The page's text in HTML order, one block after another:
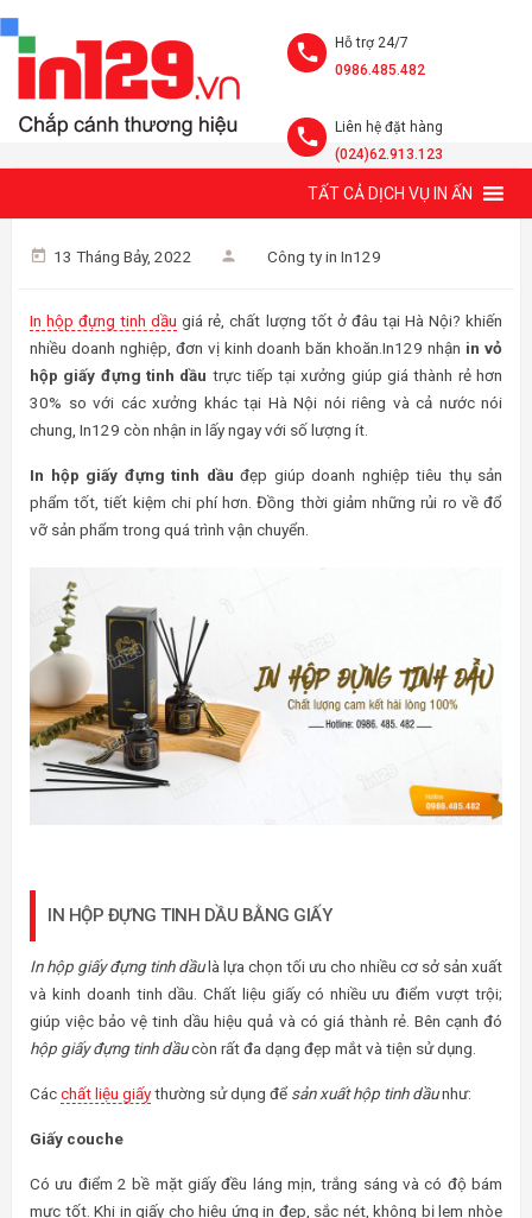
Hỗ trợ 24/7
0986.485.482
Liên hệ đặt hàng
(024)62.913.123
TẤT CẢ DỊCH VỤ IN ẤN
IN VỎ HỘP GIẤY ĐỰNG TINH DẦU GIÁ RẺ, THIẾT KẾ MỚI 2026
13 Tháng Bảy, 2022 Công ty in In129
In hộp đựng tinh dầu giá rẻ, chất lượng tốt ở đâu tại Hà Nội? khiến
nhiều doanh nghiệp, đơn vị kinh doanh băn khoăn.In129 nhận in vỏ
hộp giấy đựng tinh dầu trực tiếp tại xưởng giúp giá thành rẻ hơn
30% so với các xưởng khác tại Hà Nội nói riêng và cả nước nói
chung, In129 còn nhận in lấy ngay với số lượng ít.
In hộp giấy đựng tinh dầu đẹp giúp doanh nghiệp tiêu thụ sản
phẩm tốt, tiết kiệm chi phí hơn. Đồng thời giảm những rủi ro về đổ
vỡ sản phẩm trong quá trình vận chuyển.
IN HỘP ĐỰNG TINH DẦU BẰNG GIẤY
In hộp giấy đựng tinh dầulà lựa chọn tối ưu cho nhiều cơ sở sản xuất
và kinh doanh tinh dầu. Chất liệu giấy có nhiều ưu điểm vượt trội;
giúp việc bảo vệ tinh dầu hiệu quả và có giá thành rẻ. Bên cạnh đó
hộp giấy đựng tinh dầucòn rất đa dạng đẹp mắt và tiện sử dụng.
Cácchất liệu giấythường sử dụng đểsản xuất hộp tinh dầunhư:
Giấy couche
Có ưu điểm 2 bề mặt giấy đều láng mịn, trắng sáng và có độ bám
mực tốt. Khi in giấy cho hiệu ứng in đẹp, sắc nét, không bị lem nhòe